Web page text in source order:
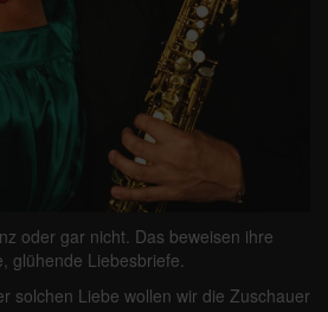
oder gar nicht. Das beweisen ihre
glühende Liebesbriefe.
solchen Liebe wollen wir die Zuschauer